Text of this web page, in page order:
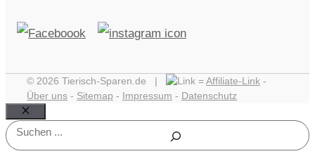
© 2026 Tierisch-Sparen.de | =Affiliate-Link -
Über uns - Sitemap - Impressum - Datenschutz
Schließen
Suchen